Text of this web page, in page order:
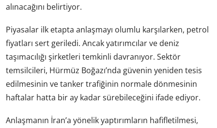
alınacağını belirtiyor.
Piyasalar ilk etapta anlaşmayı olumlu karşılarken, petrol
fiyatları sert geriledi. Ancak yatırımcılar ve deniz
taşımacılığı şirketleri temkinli davranıyor. Sektör
temsilcileri, Hürmüz Boğazı’nda güvenin yeniden tesis
edilmesinin ve tanker trafiğinin normale dönmesinin
haftalar hatta bir ay kadar sürebileceğini ifade ediyor.
Anlaşmanın İran’a yönelik yaptırımların hafifletilmesi,